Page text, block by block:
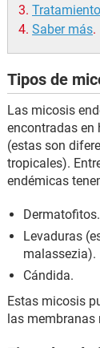
Saber más.
Tipos de
Las micosis
encontradas en
(estas son
tropicales).
endémicas
Dermatofitos.
Levaduras
malassezia).
Cándida.
Estas micosis
las membranas